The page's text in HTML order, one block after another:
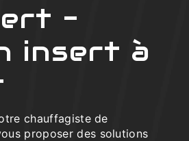
-
insert à
chauffagiste de
proposer des solutions